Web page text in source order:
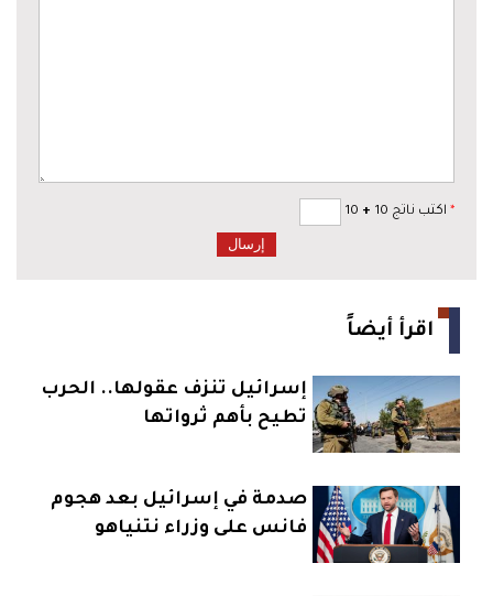
* اكتب ناتج 10 +
اقرأ أيضاً
إسرائيل تنزف عقولها.. الحرب
تطيح بأهم ثرواتها
صدمة في إسرائيل بعد هجوم
فانس على وزراء نتنياهو